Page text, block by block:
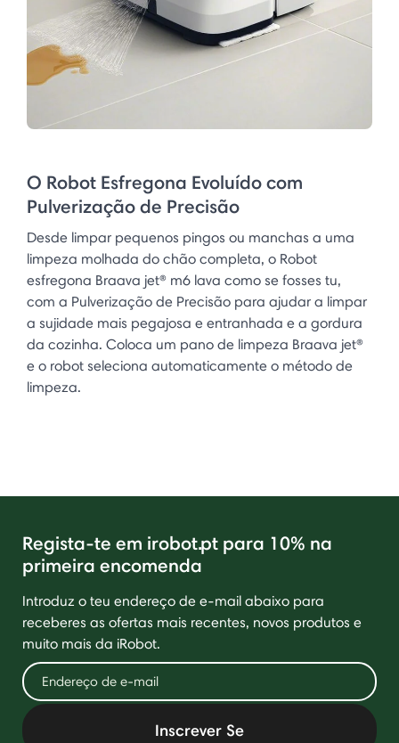
O Robot Esfregona Evoluído com
Pulverização de Precisão
Desde limpar pequenos pingos ou manchas a uma
limpeza molhada do chão completa, o Robot
esfregona Braava jet® m6 lava como se fosses tu,
com a Pulverização de Precisão para ajudar a limpar
a sujidade mais pegajosa e entranhada e a gordura
da cozinha. Coloca um pano de limpeza Braava jet®
e o robot seleciona automaticamente o método de
limpeza.
Regista-te em irobot.pt para 10% na
primeira encomenda
Introduz o teu endereço de e-mail abaixo para
receberes as ofertas mais recentes, novos produtos e
muito mais da iRobot.
Inscrever Se